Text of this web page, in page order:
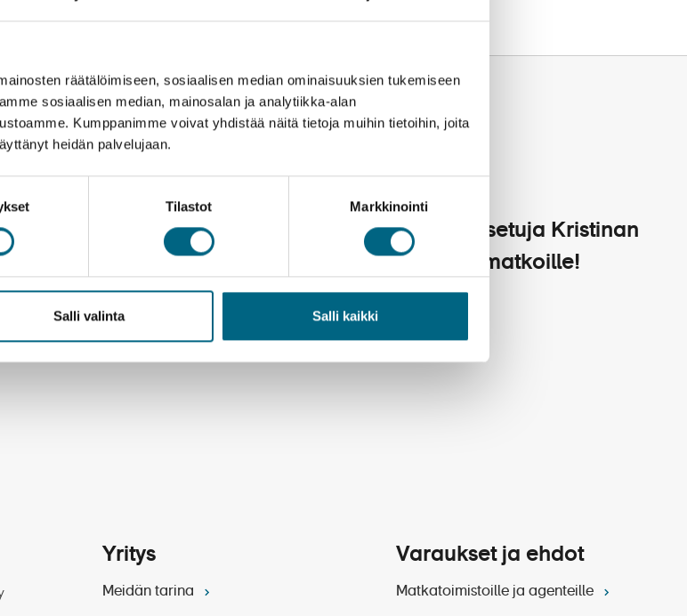
räätälöimiseen, sosiaalisen median ominaisuuksien tukemiseen
sosiaalisen median, mainosalan ja analytiikka-alan
Kumppanimme voivat yhdistää näitä tietoja muihin tietoihin, joita
heidän palvelujaan.
Tilastot Markkinointi
Salli valinta Salli kaikki
Laadukasta ja
luotettavaa matkailua
ystäväporukalle –
Varausetuja Kristinan
yhteismatkoille!
28.2.2025
Yritys
Meidän tarina
Varaukset ja ehdot
Matkatoimistoille ja agenteille